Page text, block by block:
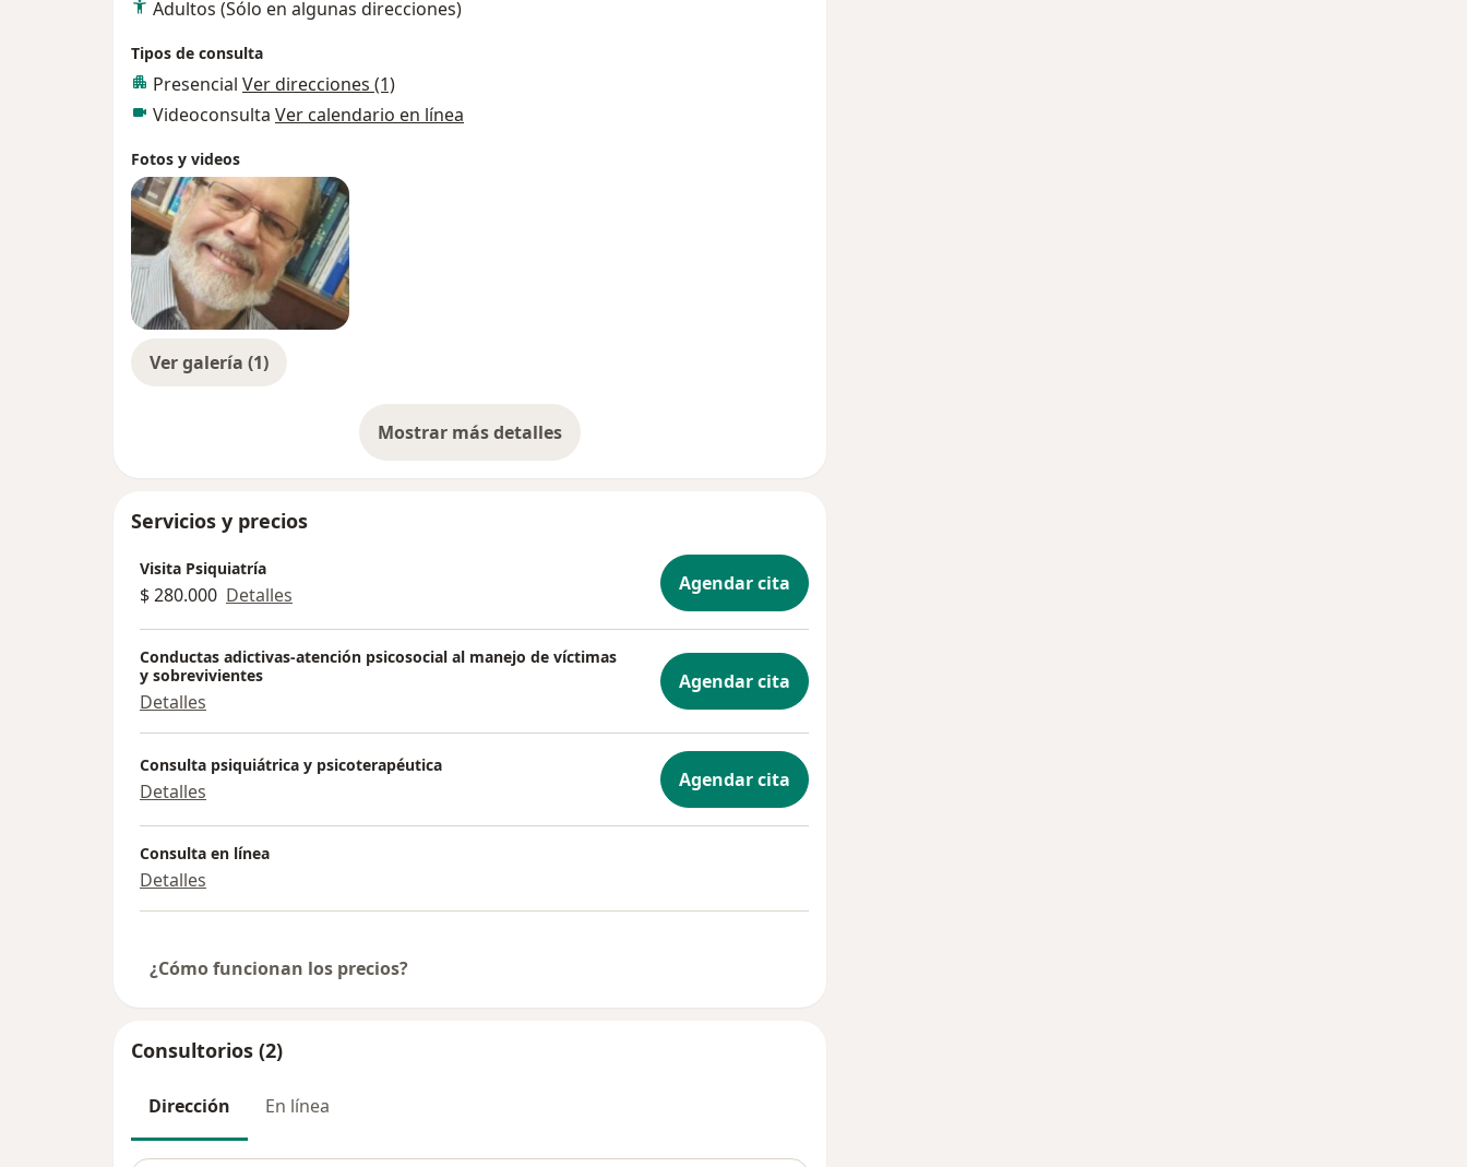
Adultos (Sólo en algunas direcciones)
Tipos de consulta
Presencial Ver direcciones (1)
Videoconsulta Ver calendario en línea
Fotos y videos
Ver galería (1)
Mostrar más detalles
sobre la experiencia
Servicios y precios
Visita Psiquiatría
$ 280.000 Detalles Agendar cita
Conductas adictivas-atención psicosocial al manejo de víctimas
y sobrevivientes
Detalles
Agendar cita
Consulta psiquiátrica y psicoterapéutica
Detalles Agendar cita
Consulta en línea
Detalles
¿Cómo funcionan los precios?
Consultorios (2)
Dirección En línea